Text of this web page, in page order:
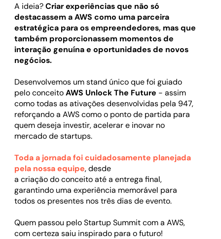
A ideia?Criar experiências que não só
destacassem a AWS como uma parceira
estratégica para os empreendedores, mas que
também proporcionassem momentos de
interação genuína e oportunidades de novos
negócios.
Desenvolvemos um stand único que foi guiado
pelo conceitoAWS Unlock The Future - assim
como todas as ativações desenvolvidas pela 947,
reforçando a AWS como o ponto de partida para
quem deseja investir, acelerar e inovar no
mercado de startups.
Toda a jornada foi cuidadosamente planejada
pela nossa equipe, desde
a criação do conceito até a entrega final,
garantindo uma experiência memorável para
todos os presentes nos três dias de evento.
Quem passou pelo Startup Summit com a AWS,
com certeza saiu inspirado para o futuro!